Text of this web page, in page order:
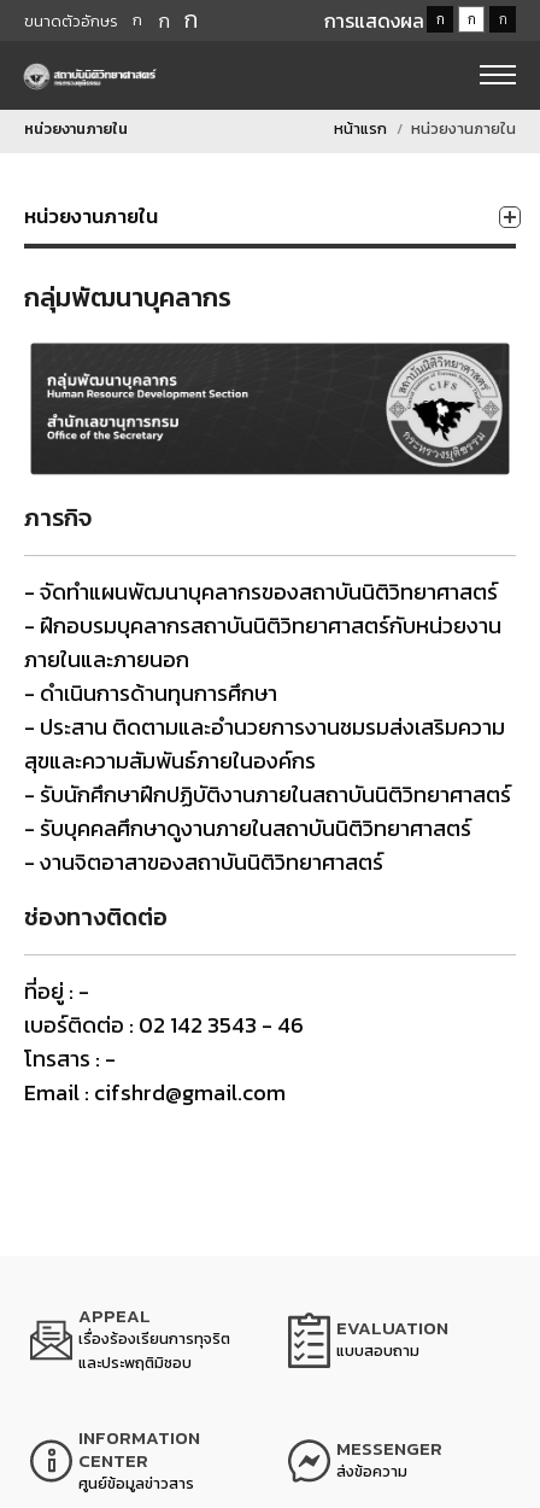
ขนาดตัวอักษร ก ก ก การแสดงผล ก ก ก
หน่วยงานภายใน หน้าแรก หน่วยงานภายใน
หน่วยงานภายใน
กลุ่มพัฒนาบุคลากร
ภารกิจ
- จัดทำแผนพัฒนาบุคลากรของสถาบันนิติวิทยาศาสตร์
- ฝึกอบรมบุคลากรสถาบันนิติวิทยาศาสตร์กับหน่วยงาน
ภายในและภายนอก
- ดำเนินการด้านทุนการศึกษา
- ประสาน ติดตามและอำนวยการงานชมรมส่งเสริมความ
สุขและความสัมพันธ์ภายในองค์กร
- รับนักศึกษาฝึกปฏิบัติงานภายในสถาบันนิติวิทยาศาสตร์
- รับบุคคลศึกษาดูงานภายในสถาบันนิติวิทยาศาสตร์
- งานจิตอาสาของสถาบันนิติวิทยาศาสตร์
ช่องทางติดต่อ
ที่อยู่ : -
เบอร์ติดต่อ : 02 142 3543 - 46
โทรสาร : -
Email : cifshrd@gmail.com
APPEAL
เรื่องร้องเรียนการทุจริต
และประพฤติมิชอบ
EVALUATION
แบบสอบถาม
INFORMATION
CENTER
ศูนย์ข้อมูลข่าวสาร
MESSENGER
ส่งข้อความ